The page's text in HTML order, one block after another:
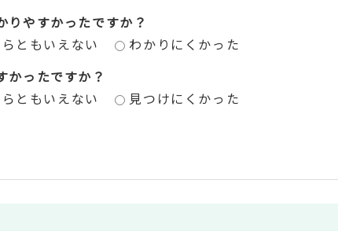
りやすかったですか？
ともいえない
わかりにくかった
かったですか？
ともいえない 見つけにくかった